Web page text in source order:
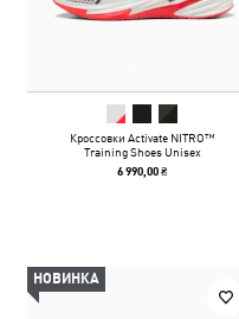
Кроссовки Activate NITRO™
Training Shoes Unisex
6 990,00 ₴
НОВИНКА